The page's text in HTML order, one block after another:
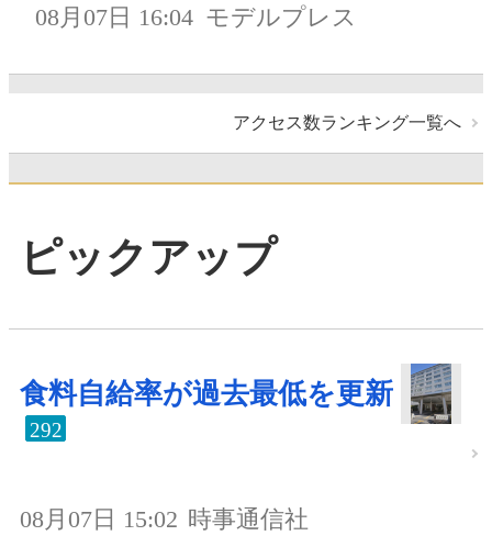
08月07日 16:04 モデルプレス
アクセス数ランキング一覧へ
ピックアップ
食料自給率が過去最低を更新
292
08月07日 15:02 時事通信社